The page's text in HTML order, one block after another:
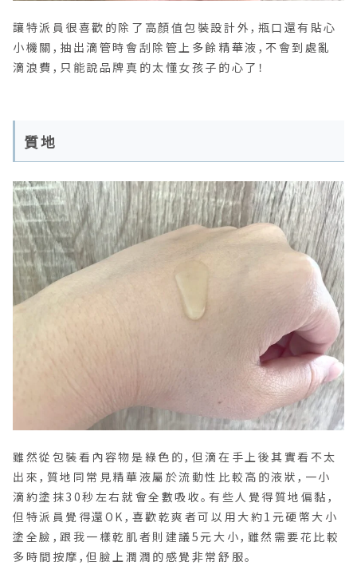
讓特派員很喜歡的除了高顏值包裝設計外，瓶口還有貼心
小機關，抽出滴管時會刮除管上多餘精華液，不會到處亂
滴浪費，只能說品牌真的太懂女孩子的心了！
質地
雖然從包裝看內容物是綠色的，但滴在手上後其實看不太
出來，質地同常見精華液屬於流動性比較高的液狀，一小
滴約塗抹30秒左右就會全數吸收。有些人覺得質地偏黏，
但特派員覺得還OK，喜歡乾爽者可以用大約1元硬幣大小
塗全臉，跟我一樣乾肌者則建議5元大小，雖然需要花比較
多時間按摩，但臉上潤潤的感覺非常舒服。